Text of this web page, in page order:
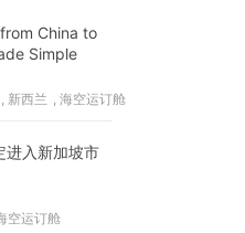
China to
Simple
新西兰 海空运订舱
进入新加坡市
空运订舱